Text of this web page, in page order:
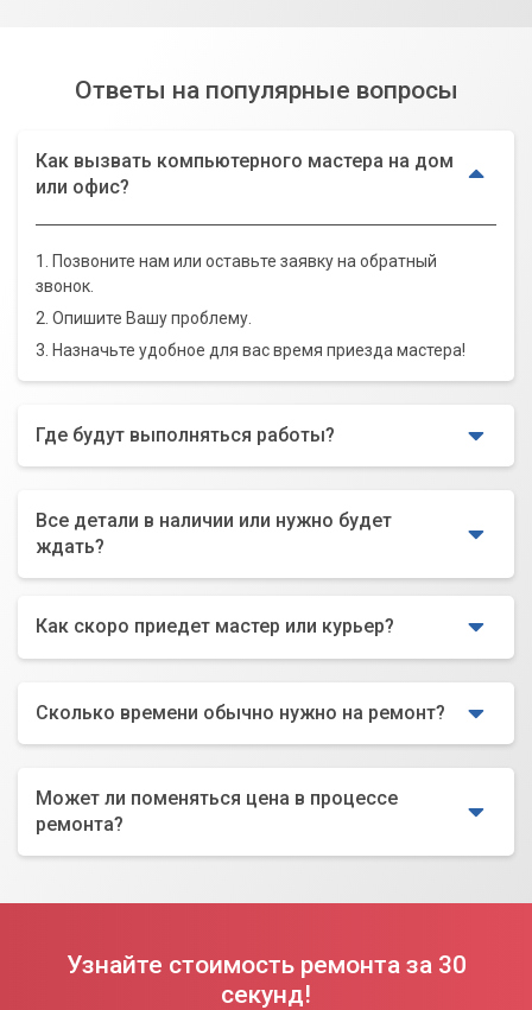
Ответы на популярные вопросы
Как вызвать компьютерного мастера на дом
или офис?
1. Позвоните нам или оставьте заявку на обратный
звонок.
2. Опишите Вашу проблему.
3. Назначьте удобное для вас время приезда мастера!
Где будут выполняться работы?
Все детали в наличии или нужно будет
ждать?
Как скоро приедет мастер или курьер?
Сколько времени обычно нужно на ремонт?
Может ли поменяться цена в процессе
ремонта?
Узнайте стоимость ремонта за 30
секунд!